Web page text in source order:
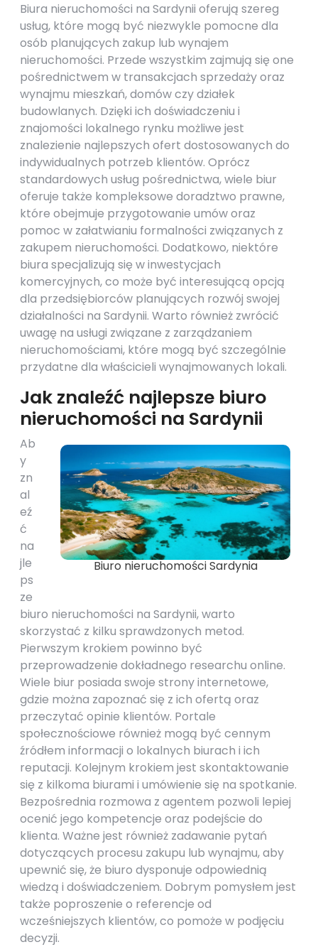
Biura nieruchomości na Sardynii oferują szereg
usług, które mogą być niezwykle pomocne dla
osób planujących zakup lub wynajem
nieruchomości. Przede wszystkim zajmują się one
pośrednictwem w transakcjach sprzedaży oraz
wynajmu mieszkań, domów czy działek
budowlanych. Dzięki ich doświadczeniu i
znajomości lokalnego rynku możliwe jest
znalezienie najlepszych ofert dostosowanych do
indywidualnych potrzeb klientów. Oprócz
standardowych usług pośrednictwa, wiele biur
oferuje także kompleksowe doradztwo prawne,
które obejmuje przygotowanie umów oraz
pomoc w załatwianiu formalności związanych z
zakupem nieruchomości. Dodatkowo, niektóre
biura specjalizują się w inwestycjach
komercyjnych, co może być interesującą opcją
dla przedsiębiorców planujących rozwój swojej
działalności na Sardynii. Warto również zwrócić
uwagę na usługi związane z zarządzaniem
nieruchomościami, które mogą być szczególnie
przydatne dla właścicieli wynajmowanych lokali.
Jak znaleźć najlepsze biuro
nieruchomości na Sardynii
Biuro nieruchomości Sardynia
Ab
y
zn
al
eź
ć
na
jle
ps
ze
biuro nieruchomości na Sardynii, warto
skorzystać z kilku sprawdzonych metod.
Pierwszym krokiem powinno być
przeprowadzenie dokładnego researchu online.
Wiele biur posiada swoje strony internetowe,
gdzie można zapoznać się z ich ofertą oraz
przeczytać opinie klientów. Portale
społecznościowe również mogą być cennym
źródłem informacji o lokalnych biurach i ich
reputacji. Kolejnym krokiem jest skontaktowanie
się z kilkoma biurami i umówienie się na spotkanie.
Bezpośrednia rozmowa z agentem pozwoli lepiej
ocenić jego kompetencje oraz podejście do
klienta. Ważne jest również zadawanie pytań
dotyczących procesu zakupu lub wynajmu, aby
upewnić się, że biuro dysponuje odpowiednią
wiedzą i doświadczeniem. Dobrym pomysłem jest
także poproszenie o referencje od
wcześniejszych klientów, co pomoże w podjęciu
decyzji.